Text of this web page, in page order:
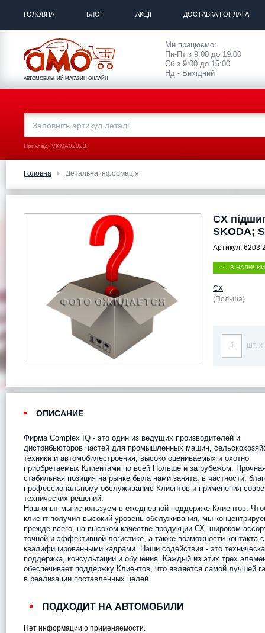
ГОЛОВНА БЛОГ АКЦІЇ ДОСТАВКА І ОПЛАТА
АВТОМОБІЛЬНИЙ МАГАЗИН ОНЛАЙН
Ми працюємо:
Пн-Пт з 9:00 до 19:00
Сб з 9:00 до 15:00
Нд - Вихідний
Приклад: VKMA02023
Головна Детальна інформація
CX
SKODA;
Артикул: 6203
В НАЛИЧИИ
CX
(Польша)
шт. x
ОПИСАНИЕ
Фирма Complex IQ - это один из ведущих производителей и
дистрибьюторов частей для промышленных машин,
техники и автомобилестроения, высоко оцениваемых и охотно
приобретаемых Клиентами по всей Польше и за рубежом.
стабильная позиция на рынке была нами занята, в частности,
профессиональному обслуживанию Клиентов и применения
технических решений.
Наш опыт мы используем в ежедневной поддержке Клиентов.
клиент получил высокий уровень обслуживания, мы
прежде всего, на высоком качестве продукции СХ, широком
точной и эффективной логистике, а также возможности контакта с
квалифицированными кадрами. Наши содействия - это
поддержка, консультации и обучения. Каждый из этих трех
обеспечивает поддержку Клиентов, что является самой лучшей
в реализации поставленных целей.
ПОДХОДИТ НА АВТОМОБИЛИ
Нет информации о применяемости.